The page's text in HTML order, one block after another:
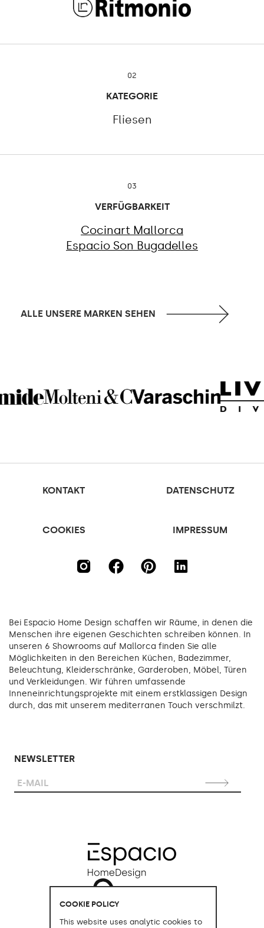
02
KATEGORIE
Fliesen
03
VERFÜGBARKEIT
Cocinart Mallorca
Espacio Son Bugadelles
ALLE UNSERE MARKEN SEHEN
KONTAKT DATENSCHUTZ
COOKIES IMPRESSUM
Bei Espacio Home Design schaffen wir Räume, in denen die
Menschen ihre eigenen Geschichten schreiben können. In
unseren 6 Showrooms auf Mallorca finden Sie alle
Möglichkeiten in den Bereichen Küchen, Badezimmer,
Beleuchtung, Kleiderschränke, Garderoben, Möbel, Türen
und Verkleidungen. Wir führen umfassende
Inneneinrichtungsprojekte mit einem erstklassigen Design
durch, das mit unserem mediterranen Touch verschmilzt.
NEWSLETTER
COOKIE POLICY
This website uses analytic cookies to